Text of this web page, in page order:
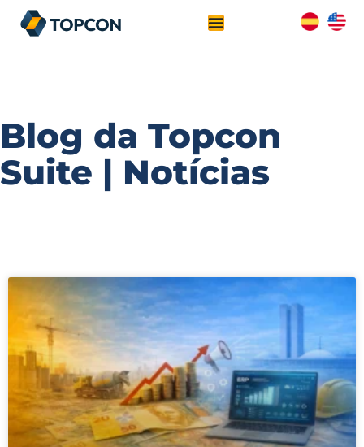
Blog da Topcon
Suite | Notícias